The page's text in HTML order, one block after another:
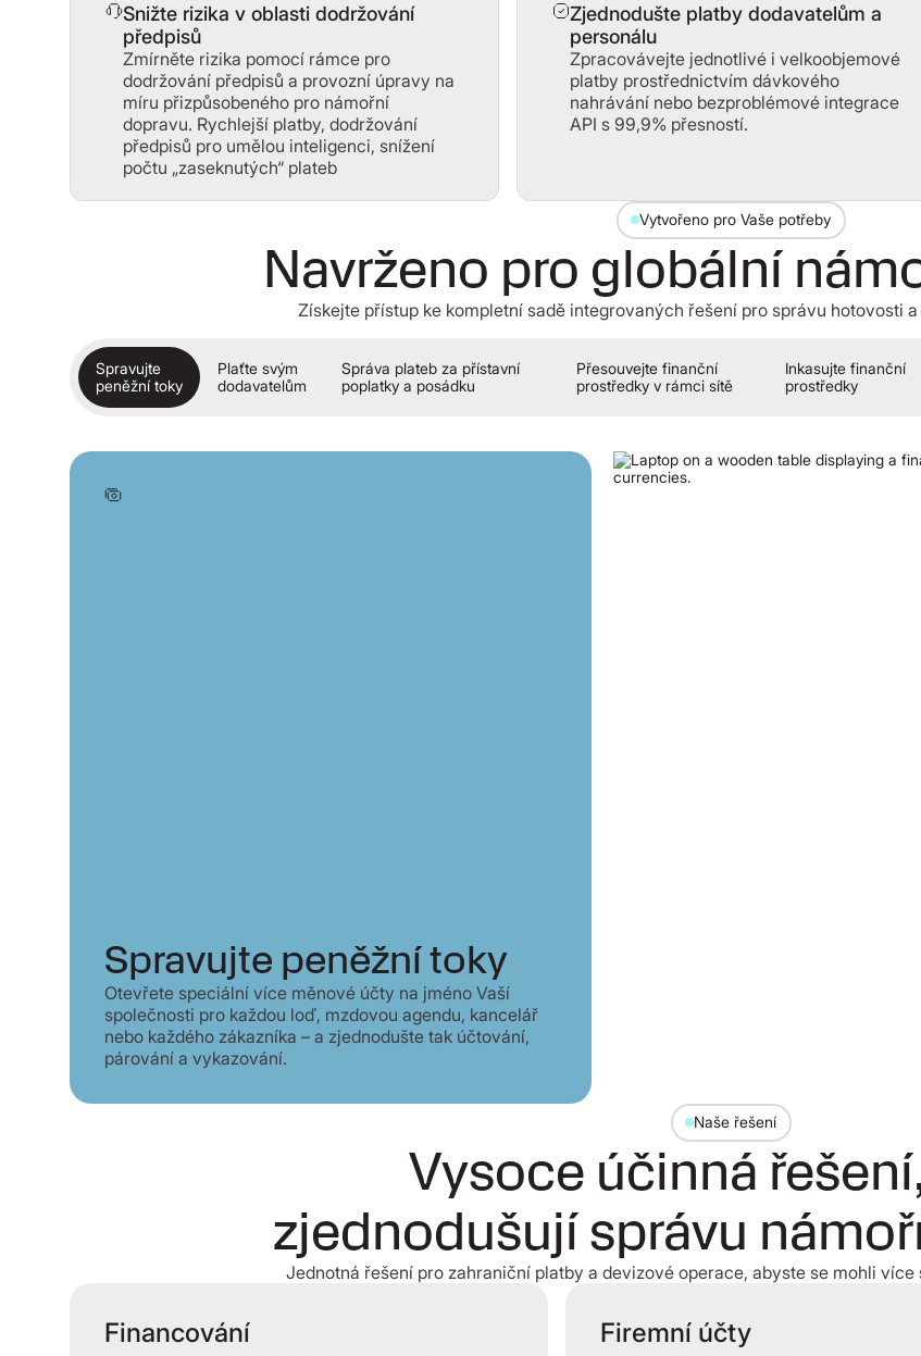
Snižte rizika v oblasti dodržování
předpisů
Zmírněte rizika pomocí rámce pro
dodržování předpisů a provozní úpravy na
míru přizpůsobeného pro námořní
dopravu. Rychlejší platby, dodržování
předpisů pro umělou inteligenci, snížení
počtu „zaseknutých“ plateb
Zjednodušte platby dodavatelům a
personálu
Zpracovávejte jednotlivé i velkoobjemové
platby prostřednictvím dávkového
nahrávání nebo bezproblémové integrace
API s 99,9% přesností.
Vytvořeno pro Vaše potřeby
Navrženo pro globální
Získejte přístup ke kompletní sadě integrovaných řešení pro správu hotovosti
Spravujte
peněžní toky
Plaťte svým
dodavatelům
Správa plateb za přístavní
poplatky a posádku
Přesouvejte finanční
prostředky v rámci sítě
Inkasujte finanční
prostředky
Spravujte peněžní toky
Otevřete speciální více měnové účty na jméno Vaší
společnosti pro každou loď, mzdovou agendu, kancelář
nebo každého zákazníka – a zjednodušte tak účtování,
párování a vykazování.
Naše řešení
Vysoce účinná
zjednodušují správu
Jednotná řešení pro zahraniční platby a devizové operace, abyste se mohli
Financování Firemní účty